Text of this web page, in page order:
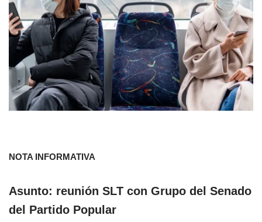
NOTA INFORMATIVA
Asunto: reunión SLT con Grupo del Senado
del Partido Popular